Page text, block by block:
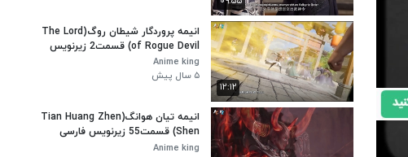
۱۲:۱۲
انیمه پروردگار شیطان روگ(The Lord
of Rogue Devil) قسمت2 زیرنویس
فارسی
Anime king
۵ سال پیش
انیمه تیان هوانگ(Tian Huang Zhen
Shen) قسمت55 زیرنویس فارسی
Anime king